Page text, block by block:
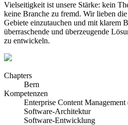
Vielseitigkeit ist unsere Stärke: kein
keine Branche zu fremd. Wir lieben
Gebiete einzutauchen und mit klarem
überraschende und überzeugende
zu entwickeln.
Chapters
Bern
Kompetenzen
Enterprise Content
Software-Architektur
Software-Entwicklung